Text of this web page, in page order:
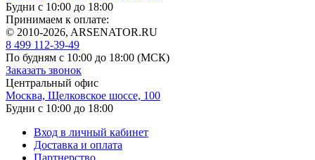
Будни с 10:00 до 18:00
Принимаем к оплате:
© 2010-2026, ARSENATOR.RU
8 499 112-39-49
По будням с 10:00 до 18:00 (МСК)
Заказать звонок
Центральный офис
Москва, Щелковское шоссе, 100
Будни с 10:00 до 18:00
Вход в личный кабинет
Доставка и оплата
Партнерство